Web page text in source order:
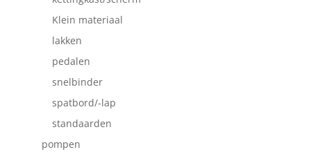
Klein materiaal
lakken
pedalen
snelbinder
spatbord/-lap
standaarden
pompen